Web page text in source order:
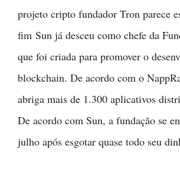
projeto cripto fundador Tron parece
fim Sun já desceu como chefe da
que foi criada para promover o
blockchain. De acordo com o
abriga mais de 1.300 aplicativos
De acordo com Sun, a fundação se
julho após esgotar quase todo seu